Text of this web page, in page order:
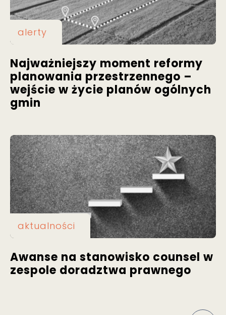
alerty
Najważniejszy moment reformy
planowania przestrzennego –
wejście w życie planów ogólnych
gmin
aktualności
Awanse na stanowisko counsel w
zespole doradztwa prawnego